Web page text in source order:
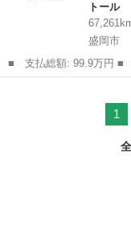
トール
盛岡市
■ 支払総額: 99.9万円 ■ 車両本体価格： 840,000 円 ■ メーカー
名： ダイハツ ■ 車種
1